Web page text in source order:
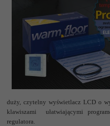
duży, czytelny wyświetlacz LCD o
klawiszami ułatwiającymi
regulatora.